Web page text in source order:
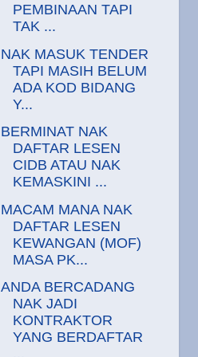
PEMBINAAN TAPI
TAK ...
NAK MASUK TENDER
TAPI MASIH BELUM
ADA KOD BIDANG
Y...
BERMINAT NAK
DAFTAR LESEN
CIDB ATAU NAK
KEMASKINI ...
MACAM MANA NAK
DAFTAR LESEN
KEWANGAN (MOF)
MASA PK...
ANDA BERCADANG
NAK JADI
KONTRAKTOR
YANG BERDAFTAR